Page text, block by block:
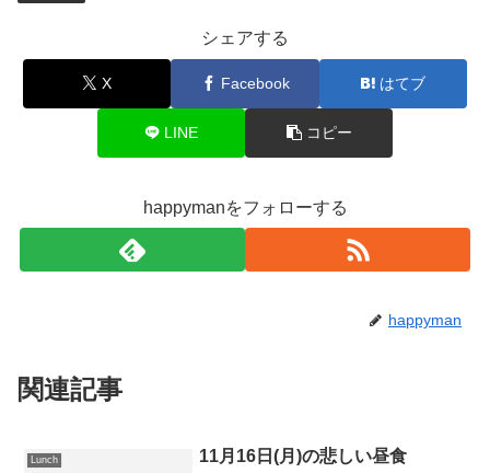
シェアする
X Facebook はてブ
LINE コピー
happymanをフォローする
happyman
関連記事
Lunch 11月16日(月)の悲しい昼食